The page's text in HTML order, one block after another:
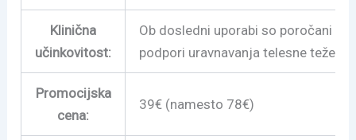
Klinična
učinkovitost:
Ob dosledni uporabi so poročani
podpori uravnavanja telesne teže.
Promocijska
cena:
39€ (namesto 78€)